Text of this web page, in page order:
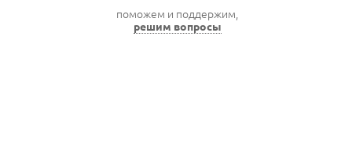
поможем и поддержим,
решим вопросы